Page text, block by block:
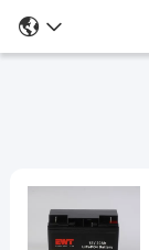
EWT
12,8V